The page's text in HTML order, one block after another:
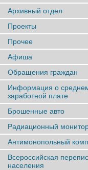
Архивный отдел
Проекты
Прочее
Афиша
Обращения граждан
Информация о
заработной плате
Брошенные авто
Радиационный
Антимонопольный
Всероссийская
населения